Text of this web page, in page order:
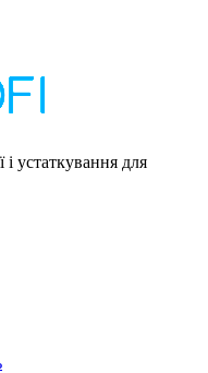
устаткування для